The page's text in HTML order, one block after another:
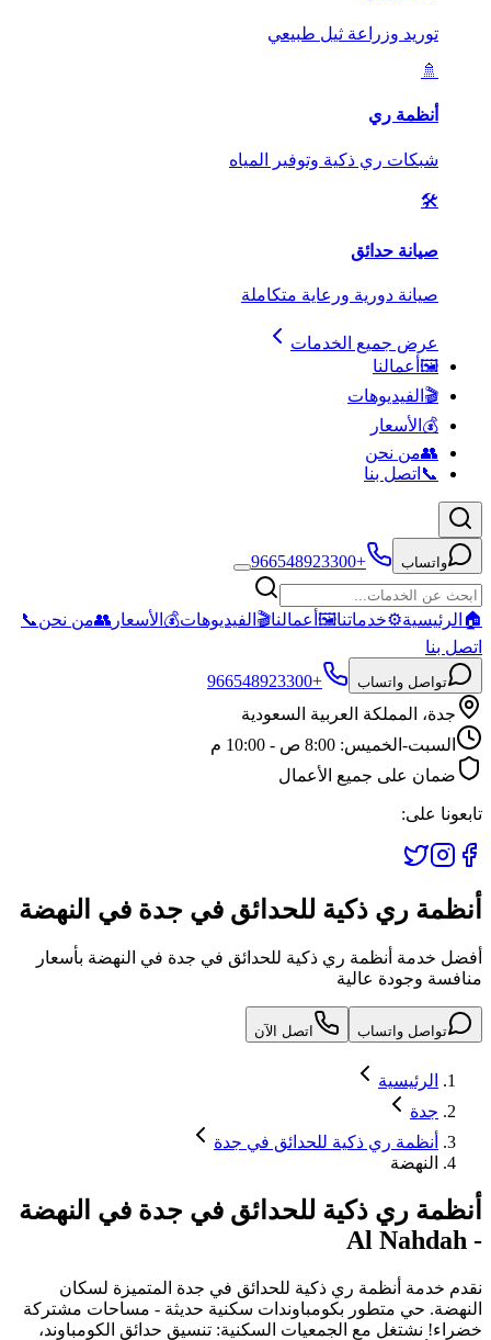
توريد وزراعة ثيل طبيعي
🚿
أنظمة ري
شبكات ري ذكية وتوفير المياه
🛠️
صيانة حدائق
صيانة دورية ورعاية متكاملة
عرض جميع الخدمات
🖼️ أعمالنا
🎬 الفيديوهات
💰 الأسعار
👥من نحن
📞 اتصل بنا
واتساب +966548923300
🏠 الرئيسية⚙️خدماتنا🖼️ أعمالنا🎬 الفيديوهات💰 الأسعار 👥من نحن📞
اتصل بنا
تواصل واتساب
+966548923300
جدة، المملكة العربية السعودية
السبت-الخميس: 8:00 ص - 10:00 م
ضمان على جميع الأعمال
تابعونا على:
أنظمة ري ذكية للحدائق في جدة في النهضة
أفضل خدمة أنظمة ري ذكية للحدائق في جدة في النهضة بأسعار
منافسة وجودة عالية
تواصل واتساب اتصل الآن
الرئيسية
جدة
أنظمة ري ذكية للحدائق في جدة
النهضة
أنظمة ري ذكية للحدائق في جدة في النهضة
-
Al Nahdah
نقدم خدمة أنظمة ري ذكية للحدائق في جدة المتميزة لسكان
النهضة. حي متطور بكومباوندات سكنية حديثة - مساحات مشتركة
خضراء! نشتغل مع الجمعيات السكنية: تنسيق حدائق الكومباوند،